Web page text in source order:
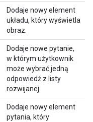
Dodaje nowy element
układu, który wyświetla
obraz.
Dodaje nowe pytanie,
w którym użytkownik
może wybrać jedną
odpowiedź z listy
rozwijanej.
Dodaje nowy element
pytania, który